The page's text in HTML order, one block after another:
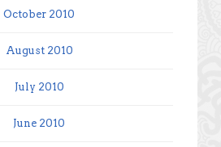
October 2010
August 2010
July 2010
June 2010